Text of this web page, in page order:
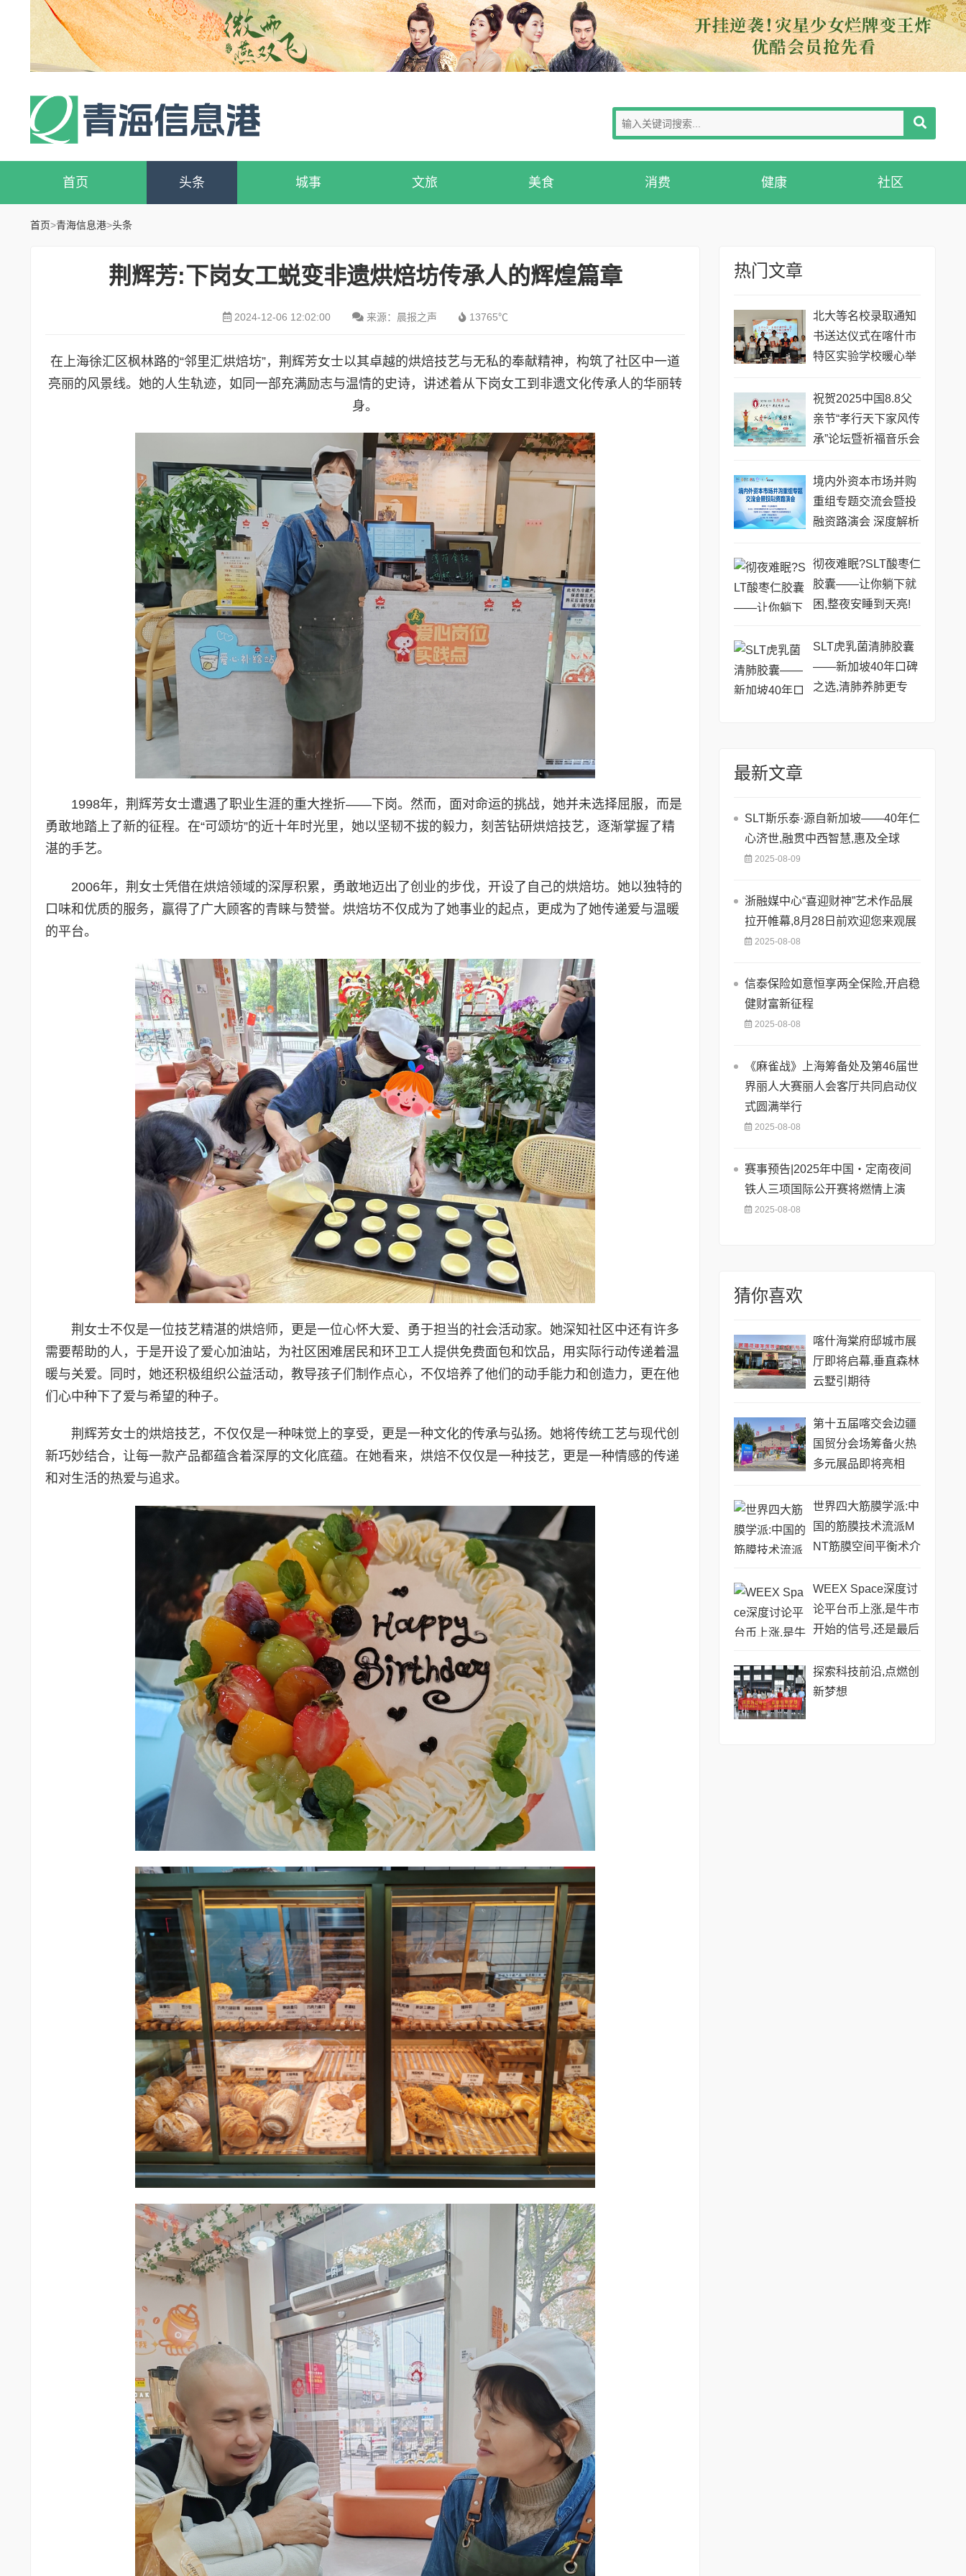
首页 头条 城事 文旅 美食 消费 健康 社区
首页>青海信息港>头条
荆辉芳:下岗女工蜕变非遗烘焙坊传承人的辉煌篇章
2024-12-06 12:02:00 来源：晨报之声 13765℃
在上海徐汇区枫林路的“邻里汇烘焙坊”，荆辉芳女士以其卓越的烘焙技艺与无私的奉献精神，构筑了社区中一道
亮丽的风景线。她的人生轨迹，如同一部充满励志与温情的史诗，讲述着从下岗女工到非遗文化传承人的华丽转
身。
1998年，荆辉芳女士遭遇了职业生涯的重大挫折——下岗。然而，面对命运的挑战，她并未选择屈服，而是
勇敢地踏上了新的征程。在“可颂坊”的近十年时光里，她以坚韧不拔的毅力，刻苦钻研烘焙技艺，逐渐掌握了精
湛的手艺。
2006年，荆女士凭借在烘焙领域的深厚积累，勇敢地迈出了创业的步伐，开设了自己的烘焙坊。她以独特的
口味和优质的服务，赢得了广大顾客的青睐与赞誉。烘焙坊不仅成为了她事业的起点，更成为了她传递爱与温暖
的平台。
荆女士不仅是一位技艺精湛的烘焙师，更是一位心怀大爱、勇于担当的社会活动家。她深知社区中还有许多
需要帮助的人，于是开设了爱心加油站，为社区困难居民和环卫工人提供免费面包和饮品，用实际行动传递着温
暖与关爱。同时，她还积极组织公益活动，教导孩子们制作点心，不仅培养了他们的动手能力和创造力，更在他
们心中种下了爱与希望的种子。
荆辉芳女士的烘焙技艺，不仅仅是一种味觉上的享受，更是一种文化的传承与弘扬。她将传统工艺与现代创
新巧妙结合，让每一款产品都蕴含着深厚的文化底蕴。在她看来，烘焙不仅仅是一种技艺，更是一种情感的传递
和对生活的热爱与追求。
热门文章
北大等名校录取通知
书送达仪式在喀什市
特区实验学校暖心举
祝贺2025中国8.8父
亲节“孝行天下家风传
承”论坛暨祈福音乐会
境内外资本市场并购
重组专题交流会暨投
融资路演会 深度解析
级
彻夜难眠?SLT酸枣仁
胶囊——让你躺下就
困,整夜安睡到天亮!
SLT虎乳菌清肺胶囊
——新加坡40年口碑
之选,清肺养肺更专
最新文章
SLT斯乐泰·源自新加坡——40年仁
心济世,融贯中西智慧,惠及全球
2025-08-09
浙融媒中心“喜迎财神”艺术作品展
拉开帷幕,8月28日前欢迎您来观展
2025-08-08
信泰保险如意恒享两全保险,开启稳
健财富新征程
2025-08-08
《麻雀战》上海筹备处及第46届世
界丽人大赛丽人会客厅共同启动仪
式圆满举行
2025-08-08
赛事预告|2025年中国・定南夜间
铁人三项国际公开赛将燃情上演
2025-08-08
猜你喜欢
喀什海棠府邸城市展
厅即将启幕,垂直森林
云墅引期待
第十五届喀交会边疆
国贸分会场筹备火热
多元展品即将亮相
世界四大筋膜学派:中
国的筋膜技术流派M
NT筋膜空间平衡术介
WEEX Space深度讨
论平台币上涨,是牛市
开始的信号,还是最后
探索科技前沿,点燃创
新梦想